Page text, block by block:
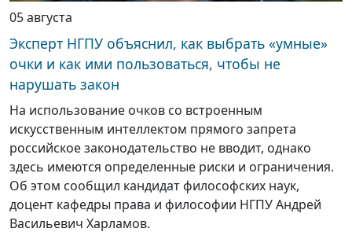
05 августа
Эксперт НГПУ объяснил, как выбрать «умные»
очки и как ими пользоваться, чтобы не
нарушать закон
На использование очков со встроенным
искусственным интеллектом прямого запрета
российское законодательство не вводит, однако
здесь имеются определенные риски и ограничения.
Об этом сообщил кандидат философских наук,
доцент кафедры права и философии НГПУ Андрей
Васильевич Харламов.